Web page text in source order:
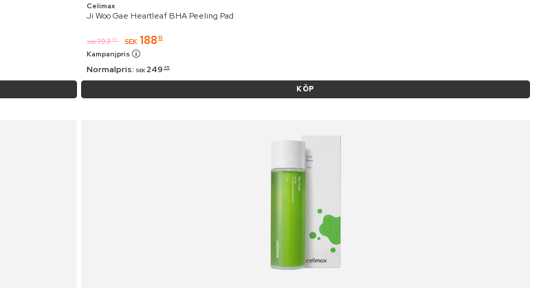
Celimax
Ji Woo Gae Heartleaf BHA Peeling Pad
SEK 193 95 SEK 188 13
Kampanjpris
Normalpris: SEK 249 95
KÖP